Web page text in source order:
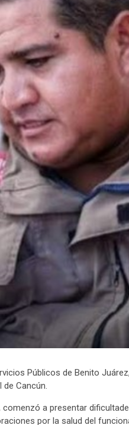
Públicos de Benito
de Cancún.
a presentar
por la salud del